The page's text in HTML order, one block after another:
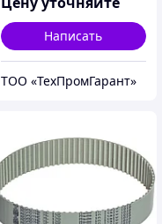
Написать
ТОО «ТехПромГарант»